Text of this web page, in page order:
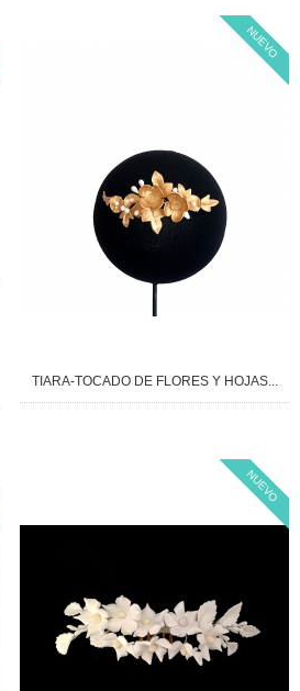
NUEVO
TIARA-TOCADO DE FLORES Y HOJAS...
NUEVO